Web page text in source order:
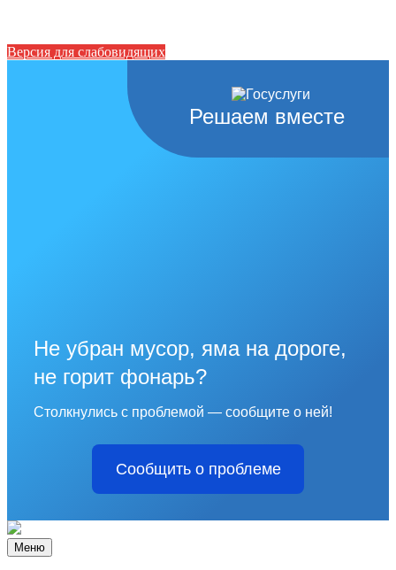
Версия для слабовидящих
Решаем вместе
Не убран мусор, яма на дороге,
не горит фонарь?
Столкнулись с проблемой — сообщите о ней!
Сообщить о проблеме
Меню